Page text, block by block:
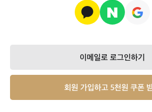
이메일로 로그인하기
회원 가입하고 5천원 쿠폰